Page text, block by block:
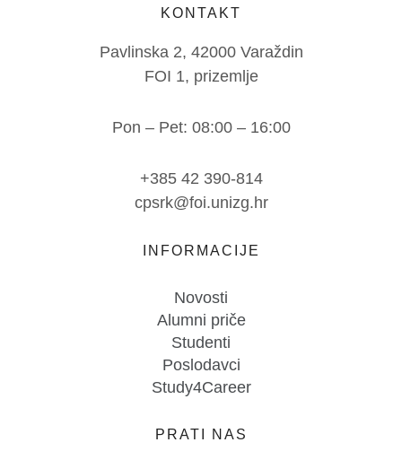
KONTAKT
Pavlinska 2, 42000 Varaždin
FOI 1, prizemlje
Pon – Pet: 08:00 – 16:00
+385 42 390-814
cpsrk@foi.unizg.hr
INFORMACIJE
Novosti
Alumni priče
Studenti
Poslodavci
Study4Career
PRATI NAS